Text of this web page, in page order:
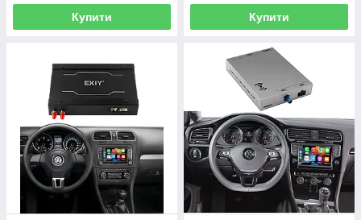
Купити Купити